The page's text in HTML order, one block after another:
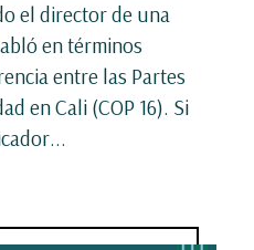
el director de una
en términos
entre las Partes
en Cali (COP 16). Si